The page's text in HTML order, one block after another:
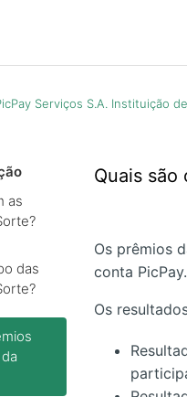
Serviços S.A. Instituição
as
das
Quais são
Os prêmios
conta
Os